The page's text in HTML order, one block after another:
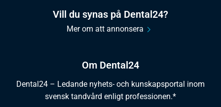
Om Dental24
Dental24 – Ledande nyhets- och kunskapsportal inom
svensk tandvård enligt professionen.*
Vill du synas på Dental24?
Mer om att annonsera